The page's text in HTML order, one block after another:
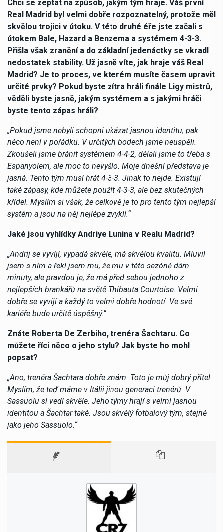
Chci se zeptat na způsob, jakým tým hraje. Váš první
Real Madrid byl velmi dobře rozpoznatelný, protože měl
skvělou trojici v útoku. V této druhé éře jste začali s
útokem Bale, Hazard a Benzema a systémem 4-3-3.
Přišla však zranění a do základní jedenáctky se vkradl
nedostatek stability. Už jasně víte, jak hraje váš Real
Madrid? Je to proces, ve kterém musíte časem upravit
určité prvky? Pokud byste zítra hráli finále Ligy mistrů,
věděli byste jasně, jakým systémem a s jakými hráči
byste tento zápas hráli?
„Pokud jsme nebyli schopni ukázat jasnou identitu, pak
něco není v pořádku. V určitých bodech jsme neuspěli.
Zkoušeli jsme bránit systémem 4-4-2, dělali jsme to třeba s
Espanyolem, ale moc to nevyšlo. Moje dnešní představa je
jasná. Tento tým musí hrát 4-3-3. Jinak to nejde. Existují
také zápasy, kde můžete použít 4-3-3, ale bez skutečných
křídel. Myslím si však, že celkově je to pro tento tým nejlepší
systém a jsou na něj nejlépe zvyklí.“
Jaké jsou vyhlídky Andriye Lunina v Realu Madrid?
„Andrij se vyvíjí, vypadá skvěle, má skvělou kvalitu. Mluvil
jsem s ním a řekl jsem mu, že mu v této sezóně dám
minuty, ale pravdou je, že má před sebou jednoho z
nejlepších brankářů na světě Thibauta Courtoise. Velmi
dobře se vyvíjí a každý to velmi dobře hodnotí. Ve své
kariéře bude určitě úspěšný.“
Znáte Roberta De Zerbiho, trenéra Šachtaru. Co
můžete říci něco o jeho stylu? Jak byste ho mohl
popsat?
„Ano, trenéra Šachtara dobře znám. Toto je můj dobrý přítel.
Myslím, že teď máme v Itálii jinou generaci trenérů. V
Sassuolu si vedl skvěle. Jeho týmy hrají s velmi jasnou
identitou a Šachtar také. Jsou skvělý fotbalový tým, stejně
jako jeho Sassuolo.“